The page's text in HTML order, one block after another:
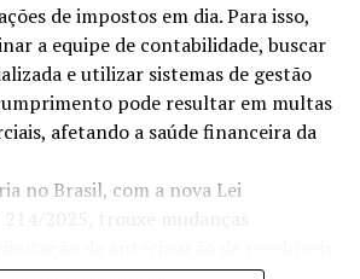
profissionais terão que
de seus clientes ao Fisco a
e parafiscalidade: as
tributário.
Reduções Fiscais
Reduções Fiscais
foi criado para apoiar empresas
de impostos em dia. Para isso,
a equipe de contabilidade, buscar
e utilizar sistemas de gestão
pode resultar em multas
afetando a saúde financeira da
no Brasil, com a nova Lei